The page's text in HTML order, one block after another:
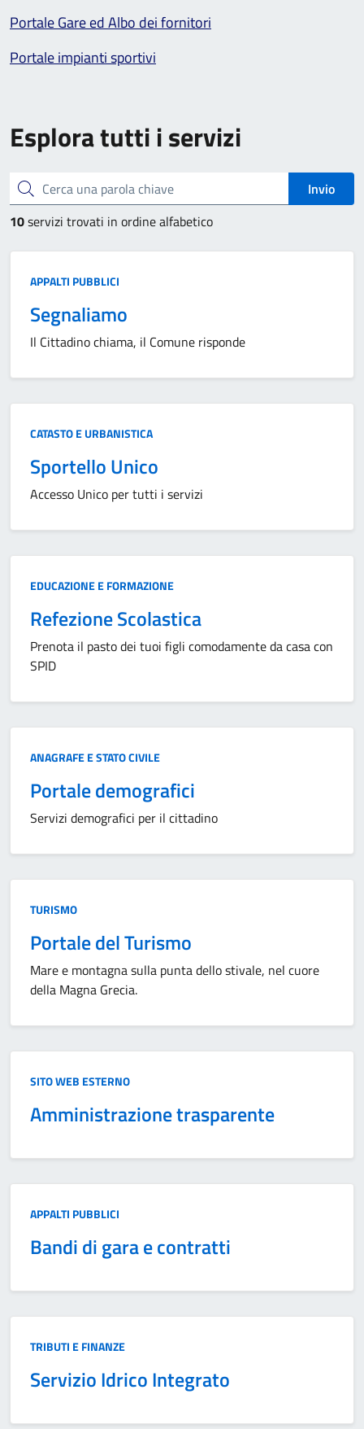
Esplora tutti i servizi
Cerca una parola chiave
Invio
10servizi trovati in ordine alfabetico
Categoria:
APPALTI PUBBLICI
Segnaliamo
Il Cittadino chiama, il Comune risponde
Categoria:
CATASTO E URBANISTICA
Sportello Unico
Accesso Unico per tutti i servizi
Categoria:
EDUCAZIONE E FORMAZIONE
Refezione Scolastica
Prenota il pasto dei tuoi figli comodamente da casa con
SPID
Categoria:
ANAGRAFE E STATO CIVILE
Portale demografici
Servizi demografici per il cittadino
Categoria:
TURISMO
Portale del Turismo
Mare e montagna sulla punta dello stivale, nel cuore
della Magna Grecia.
Categoria:
SITO WEB ESTERNO
Amministrazione trasparente
Categoria:
APPALTI PUBBLICI
Bandi di gara e contratti
Categoria:
TRIBUTI E FINANZE
Servizio Idrico Integrato
Portale Gare ed Albo dei fornitori
Portale impianti sportivi